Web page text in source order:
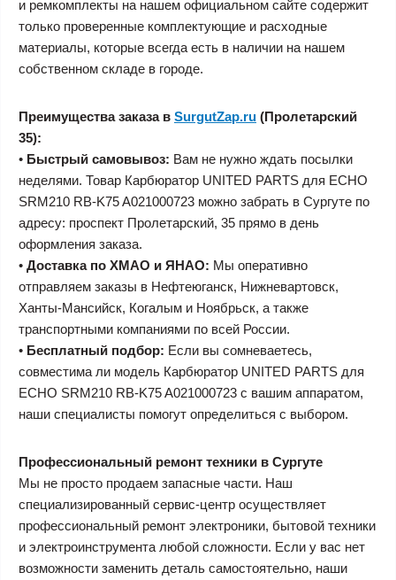
и ремкомплекты на нашем официальном сайте содержит
только проверенные комплектующие и расходные
материалы, которые всегда есть в наличии на нашем
собственном складе в городе.
Преимущества заказа в SurgutZap.ru (Пролетарский
35):
• Быстрый самовывоз: Вам не нужно ждать посылки
неделями. Товар Карбюратор UNITED PARTS для ECHO
SRM210 RB-K75 A021000723 можно забрать в Сургуте по
адресу: проспект Пролетарский, 35 прямо в день
оформления заказа.
• Доставка по ХМАО и ЯНАО: Мы оперативно
отправляем заказы в Нефтеюганск, Нижневартовск,
Ханты-Мансийск, Когалым и Ноябрьск, а также
транспортными компаниями по всей России.
• Бесплатный подбор: Если вы сомневаетесь,
совместима ли модель Карбюратор UNITED PARTS для
ECHO SRM210 RB-K75 A021000723 с вашим аппаратом,
наши специалисты помогут определиться с выбором.
Профессиональный ремонт техники в Сургуте
Мы не просто продаем запасные части. Наш
специализированный сервис-центр осуществляет
профессиональный ремонт электроники, бытовой техники
и электроинструмента любой сложности. Если у вас нет
возможности заменить деталь самостоятельно, наши